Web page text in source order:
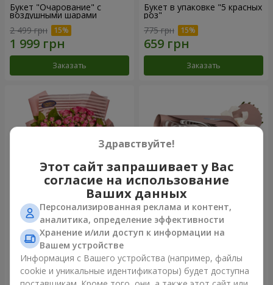
Букет "Очарование" с
воздушными шарами
2 499 грн
Заказать
Букет в упаковке "5 красных
роз"
775 грн
Заказать
Букет роз "Моей милашке!"
2 554 грн
Заказать
Букет "7 розовых роз!"
Заказать
Здравствуйте!
Этот сайт запрашивает у Вас
согласие на использование
Ваших данных
Персонализированная реклама и контент,
аналитика, определение эффективности
Хранение и/или доступ к информации на
Вашем устройстве
Информация с Вашего устройства (например, файлы
cookie и уникальные идентификаторы) будет доступна